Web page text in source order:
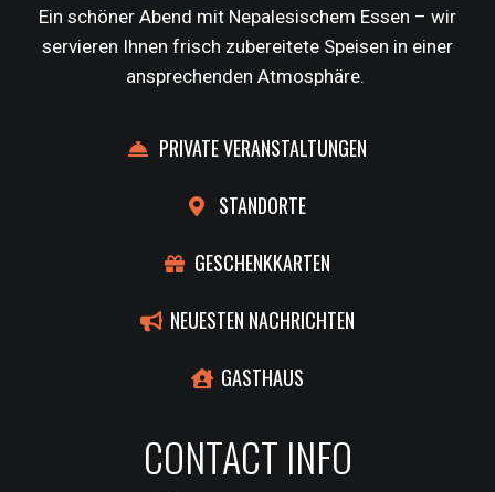
Ein schöner Abend mit Nepalesischem Essen – wir
servieren Ihnen frisch zubereitete Speisen in einer
ansprechenden Atmosphäre.
PRIVATE VERANSTALTUNGEN
STANDORTE
GESCHENKKARTEN
NEUESTEN NACHRICHTEN
GASTHAUS
CONTACT INFO